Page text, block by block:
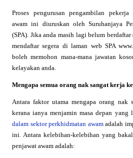
Proses pengurusan pengambilan
awam ini diuruskan oleh Suruhanjaya
(SPA). Jika anda masih lagi belum
mendaftar segera di laman web SPA
boleh memohon mana-mana jawatan
kelayakan anda.
Mengapa semua orang nak sangat kerja
Antara faktor utama mengapa orang nak
kerana ianya menjamin masa depan yang
dalam sektor perkhidmatan awamadalah
ini. Antara kelebihan-kelebihan yang
penjawat awam adalah: